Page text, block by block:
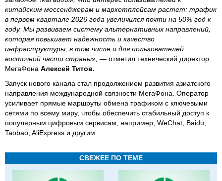
китайским мессенджерам и маркетплейсам растет: трафик
в первом квартале 2026 года увеличился почти на 50% год к
году. Мы развиваем систему альтернативных направлений,
которая повышает надежность и качество
инфраструктуры, в том числе и для пользователей
восточной части страны», — отметил технический директор
МегаФона Алексей Титов.
Запуск нового канала стал продолжением развития азиатского
направления международной связности МегаФона. Оператор
усиливает прямые маршруты обмена трафиком с ключевыми
сетями по всему миру, чтобы обеспечить стабильный доступ к
популярным цифровым сервисам, например, WeChat, Baidu,
Taobao, AliExpress и другим.
СВЕЖЕЕ ПО ТЕМЕ